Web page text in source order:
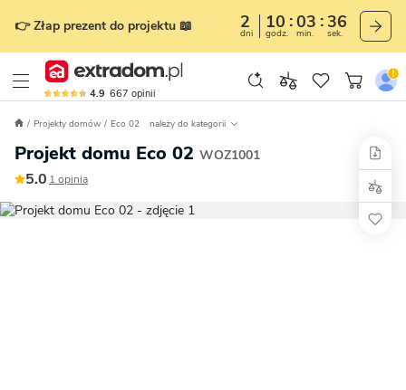
👉 Złap prezent do projektu 📖 2
dni
10
godz.
03
min.
35
sek.
4.9 667 opinii
Projekty domów Eco 02 należy do kategorii
Projekt domu Eco 02 WOZ1001
5.0 1 opinia